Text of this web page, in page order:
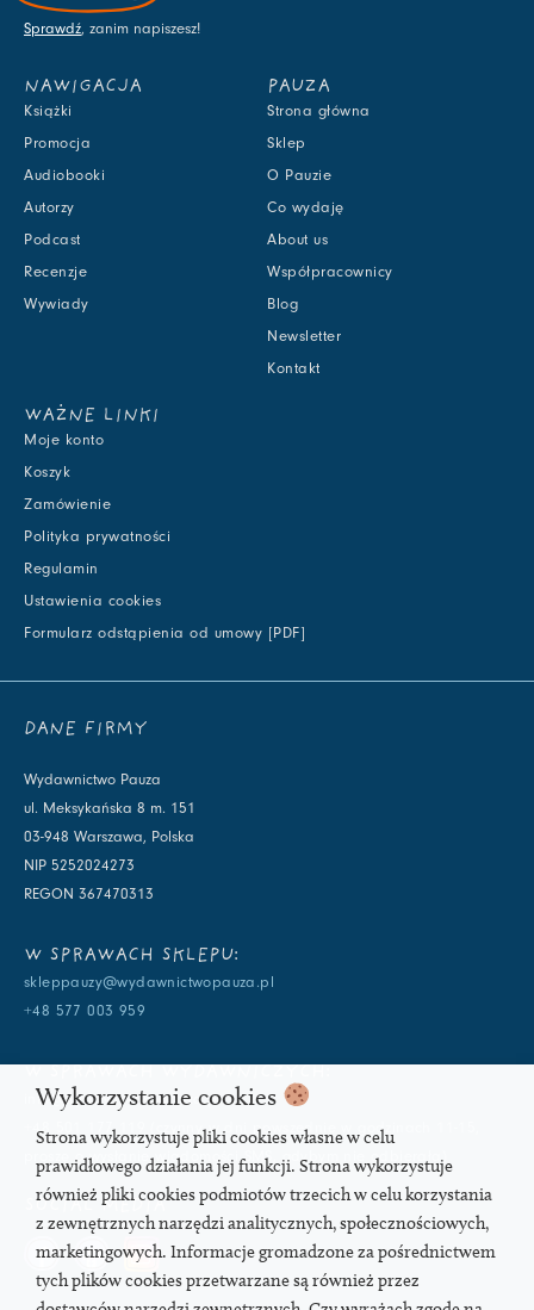
Sprawdź, zanim napiszesz!
NAWIGACJA
Książki
Promocja
Audiobooki
Autorzy
Podcast
Recenzje
Wywiady
PAUZA
Strona główna
Sklep
O Pauzie
Co wydaję
About us
Współpracownicy
Blog
Newsletter
Kontakt
WAŻNE LINKI
Moje konto
Koszyk
Zamówienie
Polityka prywatności
Regulamin
Ustawienia cookies
Formularz odstąpienia od umowy [PDF]
DANE FIRMY
Wydawnictwo Pauza
ul. Meksykańska 8 m. 151
03-948 Warszawa, Polska
NIP 5252024273
REGON 367470313
W SPRAWACH SKLEPU:
skleppauzy@wydawnictwopauza.pl
+48 577 003 959
info@wydawnictwopauza.pl
+48 501 177 119 (czynny w dni powszednie w godzinach 11-15,
proszę o wysłanie wiadomości SMS, gdybym nie odbierała)
SOCIAL MEDIA
Wykorzystanie cookies
Strona wykorzystuje pliki cookies własne w celu
prawidłowego działania jej funkcji. Strona wykorzystuje
również pliki cookies podmiotów trzecich w celu korzystania
z zewnętrznych narzędzi analitycznych, społecznościowych,
marketingowych. Informacje gromadzone za pośrednictwem
tych plików cookies przetwarzane są również przez